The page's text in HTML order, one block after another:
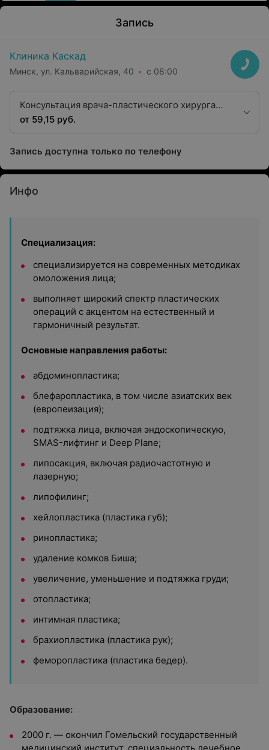
Запись
Клиника Каскад
Минск, ул. Кальварийская, 40 с 08:00
Консультация врача-пластического хирурга
высшей категории
от 59,15 руб.
Запись доступна только по телефону
Инфо
Специализация:
специализируется на современных методиках
омоложения лица;
выполняет широкий спектр пластических
операций с акцентом на естественный и
гармоничный результат.
Основные направления работы:
абдоминопластика;
блефаропластика, в том числе азиатских век
(европеизация);
подтяжка лица, включая эндоскопическую,
SMAS-лифтинг и Deep Plane;
липосакция, включая радиочастотную и
лазерную;
липофилинг;
хейлопластика (пластика губ);
ринопластика;
удаление комков Биша;
увеличение, уменьшение и подтяжка груди;
отопластика;
интимная пластика;
брахиопластика (пластика рук);
феморопластика (пластика бедер).
Образование:
2000 г. — окончил Гомельский государственный